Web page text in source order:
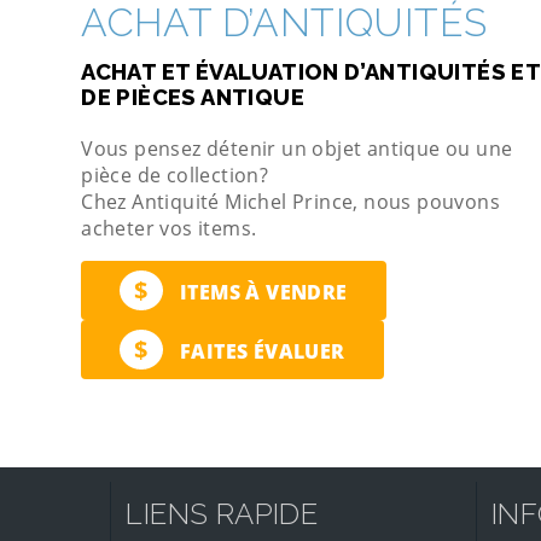
ACHAT D’ANTIQUITÉS
ACHAT ET ÉVALUATION D’ANTIQUITÉS ET
DE PIÈCES ANTIQUE
Vous pensez détenir un objet antique ou une
pièce de collection?
Chez Antiquité Michel Prince, nous pouvons
acheter vos items.
$ ITEMS À VENDRE
$ FAITES ÉVALUER
LIENS RAPIDE